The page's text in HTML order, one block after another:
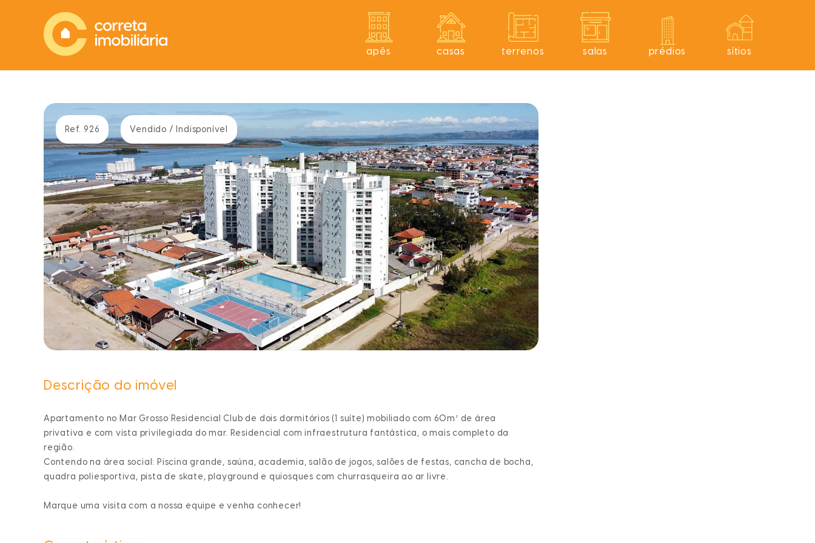
apês casas terrenos salas prédios sítios
Ref. 926 Vendido / Indisponível
Descrição do imóvel
Apartamento no Mar Grosso Residencial Club de dois dormitórios (1 suíte) mobiliado com 60m² de área
privativa e com vista privilegiada do mar. Residencial com infraestrutura fantástica, o mais completo da
região.
Contendo na área social: Piscina grande, saúna, academia, salão de jogos, salões de festas, cancha de bocha,
quadra poliesportiva, pista de skate, playground e quiosques com churrasqueira ao ar livre.
Marque uma visita com a nossa equipe e venha conhecer!